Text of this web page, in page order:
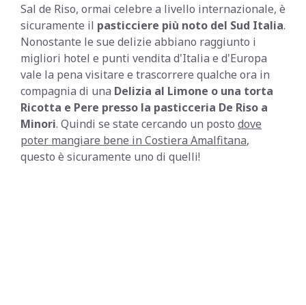
Sal de Riso, ormai celebre a livello internazionale, è
sicuramente il pasticciere più noto del Sud Italia.
Nonostante le sue delizie abbiano raggiunto i
migliori hotel e punti vendita d'Italia e d'Europa
vale la pena visitare e trascorrere qualche ora in
compagnia di una Delizia al Limone o una torta
Ricotta e Pere presso la pasticceria De Riso a
Minori. Quindi se state cercando un posto dove
poter mangiare bene in Costiera Amalfitana,
questo è sicuramente uno di quelli!